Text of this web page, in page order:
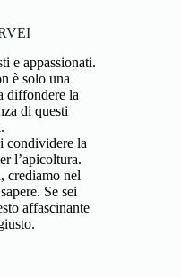
e appassionati.
è solo una
diffondere la
di questi
condividere la
l’apicoltura.
crediamo nel
Se sei
affascinante